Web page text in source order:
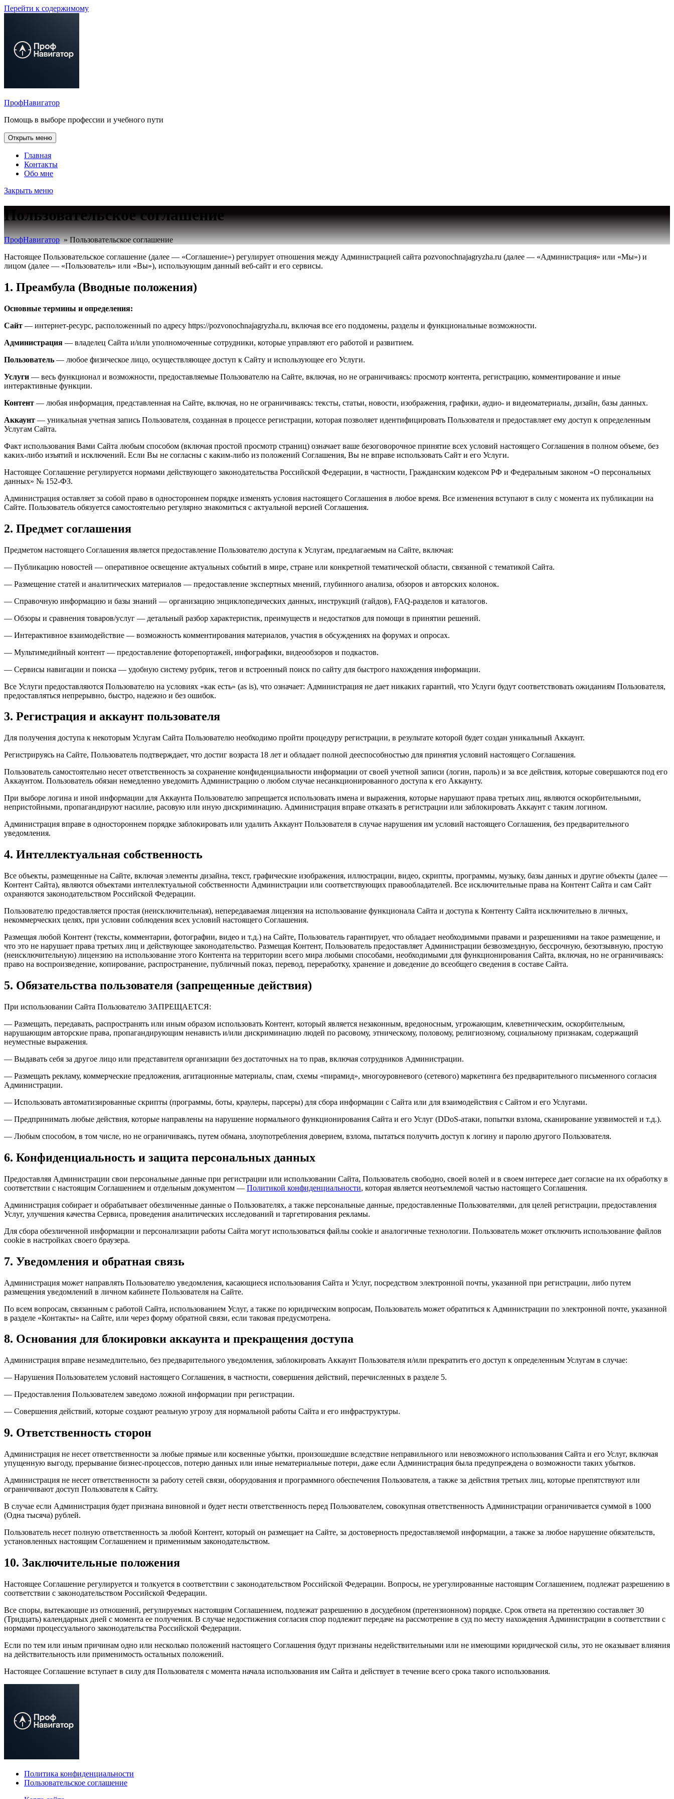
Перейти к содержимому
ПрофНавигатор
Помощь в выборе профессии и учебного пути
Открыть меню
Главная
Контакты
Обо мне
Закрыть меню
Пользовательское соглашение
ПрофНавигатор»Пользовательское соглашение
Настоящее Пользовательское соглашение (далее — «Соглашение») регулирует отношения между Администрацией сайта pozvonochnajagryzha.ru (далее — «Администрация» или «Мы») и
лицом (далее — «Пользователь» или «Вы»), использующим данный веб-сайт и его сервисы.
1. Преамбула (Вводные положения)
Основные термины и определения:
Сайт — интернет-ресурс, расположенный по адресу https://pozvonochnajagryzha.ru, включая все его поддомены, разделы и функциональные возможности.
Администрация — владелец Сайта и/или уполномоченные сотрудники, которые управляют его работой и развитием.
Пользователь — любое физическое лицо, осуществляющее доступ к Сайту и использующее его Услуги.
Услуги — весь функционал и возможности, предоставляемые Пользователю на Сайте, включая, но не ограничиваясь: просмотр контента, регистрацию, комментирование и иные
интерактивные функции.
Контент — любая информация, представленная на Сайте, включая, но не ограничиваясь: тексты, статьи, новости, изображения, графики, аудио- и видеоматериалы, дизайн, базы данных.
Аккаунт — уникальная учетная запись Пользователя, созданная в процессе регистрации, которая позволяет идентифицировать Пользователя и предоставляет ему доступ к определенным
Услугам Сайта.
Факт использования Вами Сайта любым способом (включая простой просмотр страниц) означает ваше безоговорочное принятие всех условий настоящего Соглашения в полном объеме, без
каких-либо изъятий и исключений. Если Вы не согласны с каким-либо из положений Соглашения, Вы не вправе использовать Сайт и его Услуги.
Настоящее Соглашение регулируется нормами действующего законодательства Российской Федерации, в частности, Гражданским кодексом РФ и Федеральным законом «О персональных
данных» № 152-ФЗ.
Администрация оставляет за собой право в одностороннем порядке изменять условия настоящего Соглашения в любое время. Все изменения вступают в силу с момента их публикации на
Сайте. Пользователь обязуется самостоятельно регулярно знакомиться с актуальной версией Соглашения.
2. Предмет соглашения
Предметом настоящего Соглашения является предоставление Пользователю доступа к Услугам, предлагаемым на Сайте, включая:
— Публикацию новостей — оперативное освещение актуальных событий в мире, стране или конкретной тематической области, связанной с тематикой Сайта.
— Размещение статей и аналитических материалов — предоставление экспертных мнений, глубинного анализа, обзоров и авторских колонок.
— Справочную информацию и базы знаний — организацию энциклопедических данных, инструкций (гайдов), FAQ-разделов и каталогов.
— Обзоры и сравнения товаров/услуг — детальный разбор характеристик, преимуществ и недостатков для помощи в принятии решений.
— Интерактивное взаимодействие — возможность комментирования материалов, участия в обсуждениях на форумах и опросах.
— Мультимедийный контент — предоставление фоторепортажей, инфографики, видеообзоров и подкастов.
— Сервисы навигации и поиска — удобную систему рубрик, тегов и встроенный поиск по сайту для быстрого нахождения информации.
Все Услуги предоставляются Пользователю на условиях «как есть» (as is), что означает: Администрация не дает никаких гарантий, что Услуги будут соответствовать ожиданиям Пользователя,
предоставляться непрерывно, быстро, надежно и без ошибок.
3. Регистрация и аккаунт пользователя
Для получения доступа к некоторым Услугам Сайта Пользователю необходимо пройти процедуру регистрации, в результате которой будет создан уникальный Аккаунт.
Регистрируясь на Сайте, Пользователь подтверждает, что достиг возраста 18 лет и обладает полной дееспособностью для принятия условий настоящего Соглашения.
Пользователь самостоятельно несет ответственность за сохранение конфиденциальности информации от своей учетной записи (логин, пароль) и за все действия, которые совершаются под его
Аккаунтом. Пользователь обязан немедленно уведомить Администрацию о любом случае несанкционированного доступа к его Аккаунту.
При выборе логина и иной информации для Аккаунта Пользователю запрещается использовать имена и выражения, которые нарушают права третьих лиц, являются оскорбительными,
непристойными, пропагандируют насилие, расовую или иную дискриминацию. Администрация вправе отказать в регистрации или заблокировать Аккаунт с таким логином.
Администрация вправе в одностороннем порядке заблокировать или удалить Аккаунт Пользователя в случае нарушения им условий настоящего Соглашения, без предварительного
уведомления.
4. Интеллектуальная собственность
Все объекты, размещенные на Сайте, включая элементы дизайна, текст, графические изображения, иллюстрации, видео, скрипты, программы, музыку, базы данных и другие объекты (далее —
Контент Сайта), являются объектами интеллектуальной собственности Администрации или соответствующих правообладателей. Все исключительные права на Контент Сайта и сам Сайт
охраняются законодательством Российской Федерации.
Пользователю предоставляется простая (неисключительная), непередаваемая лицензия на использование функционала Сайта и доступа к Контенту Сайта исключительно в личных,
некоммерческих целях, при условии соблюдения всех условий настоящего Соглашения.
Размещая любой Контент (тексты, комментарии, фотографии, видео и т.д.) на Сайте, Пользователь гарантирует, что обладает необходимыми правами и разрешениями на такое размещение, и
что это не нарушает права третьих лиц и действующее законодательство. Размещая Контент, Пользователь предоставляет Администрации безвозмездную, бессрочную, безотзывную, простую
(неисключительную) лицензию на использование этого Контента на территории всего мира любыми способами, необходимыми для функционирования Сайта, включая, но не ограничиваясь:
право на воспроизведение, копирование, распространение, публичный показ, перевод, переработку, хранение и доведение до всеобщего сведения в составе Сайта.
5. Обязательства пользователя (запрещенные действия)
При использовании Сайта Пользователю ЗАПРЕЩАЕТСЯ:
— Размещать, передавать, распространять или иным образом использовать Контент, который является незаконным, вредоносным, угрожающим, клеветническим, оскорбительным,
нарушающим авторские права, пропагандирующим ненависть и/или дискриминацию людей по расовому, этническому, половому, религиозному, социальному признакам, содержащий
неуместные выражения.
— Выдавать себя за другое лицо или представителя организации без достаточных на то прав, включая сотрудников Администрации.
— Размещать рекламу, коммерческие предложения, агитационные материалы, спам, схемы «пирамид», многоуровневого (сетевого) маркетинга без предварительного письменного согласия
Администрации.
— Использовать автоматизированные скрипты (программы, боты, краулеры, парсеры) для сбора информации с Сайта или для взаимодействия с Сайтом и его Услугами.
— Предпринимать любые действия, которые направлены на нарушение нормального функционирования Сайта и его Услуг (DDoS-атаки, попытки взлома, сканирование уязвимостей и т.д.).
— Любым способом, в том числе, но не ограничиваясь, путем обмана, злоупотребления доверием, взлома, пытаться получить доступ к логину и паролю другого Пользователя.
6. Конфиденциальность и защита персональных данных
Предоставляя Администрации свои персональные данные при регистрации или использовании Сайта, Пользователь свободно, своей волей и в своем интересе дает согласие на их обработку в
соответствии с настоящим Соглашением и отдельным документом — Политикой конфиденциальности, которая является неотъемлемой частью настоящего Соглашения.
Администрация собирает и обрабатывает обезличенные данные о Пользователях, а также персональные данные, предоставленные Пользователями, для целей регистрации, предоставления
Услуг, улучшения качества Сервиса, проведения аналитических исследований и таргетирования рекламы.
Для сбора обезличенной информации и персонализации работы Сайта могут использоваться файлы cookie и аналогичные технологии. Пользователь может отключить использование файлов
cookie в настройках своего браузера.
7. Уведомления и обратная связь
Администрация может направлять Пользователю уведомления, касающиеся использования Сайта и Услуг, посредством электронной почты, указанной при регистрации, либо путем
размещения уведомлений в личном кабинете Пользователя на Сайте.
По всем вопросам, связанным с работой Сайта, использованием Услуг, а также по юридическим вопросам, Пользователь может обратиться к Администрации по электронной почте, указанной
в разделе «Контакты» на Сайте, или через форму обратной связи, если таковая предусмотрена.
8. Основания для блокировки аккаунта и прекращения доступа
Администрация вправе незамедлительно, без предварительного уведомления, заблокировать Аккаунт Пользователя и/или прекратить его доступ к определенным Услугам в случае:
— Нарушения Пользователем условий настоящего Соглашения, в частности, совершения действий, перечисленных в разделе 5.
— Предоставления Пользователем заведомо ложной информации при регистрации.
— Совершения действий, которые создают реальную угрозу для нормальной работы Сайта и его инфраструктуры.
9. Ответственность сторон
Администрация не несет ответственности за любые прямые или косвенные убытки, произошедшие вследствие неправильного или невозможного использования Сайта и его Услуг, включая
упущенную выгоду, прерывание бизнес-процессов, потерю данных или иные нематериальные потери, даже если Администрация была предупреждена о возможности таких убытков.
Администрация не несет ответственности за работу сетей связи, оборудования и программного обеспечения Пользователя, а также за действия третьих лиц, которые препятствуют или
ограничивают доступ Пользователя к Сайту.
В случае если Администрация будет признана виновной и будет нести ответственность перед Пользователем, совокупная ответственность Администрации ограничивается суммой в 1000
(Одна тысяча) рублей.
Пользователь несет полную ответственность за любой Контент, который он размещает на Сайте, за достоверность предоставляемой информации, а также за любое нарушение обязательств,
установленных настоящим Соглашением и применимым законодательством.
10. Заключительные положения
Настоящее Соглашение регулируется и толкуется в соответствии с законодательством Российской Федерации. Вопросы, не урегулированные настоящим Соглашением, подлежат разрешению в
соответствии с законодательством Российской Федерации.
Все споры, вытекающие из отношений, регулируемых настоящим Соглашением, подлежат разрешению в досудебном (претензионном) порядке. Срок ответа на претензию составляет 30
(Тридцать) календарных дней с момента ее получения. В случае недостижения согласия спор подлежит передаче на рассмотрение в суд по месту нахождения Администрации в соответствии с
нормами процессуального законодательства Российской Федерации.
Если по тем или иным причинам одно или несколько положений настоящего Соглашения будут признаны недействительными или не имеющими юридической силы, это не оказывает влияния
на действительность или применимость остальных положений.
Настоящее Соглашение вступает в силу для Пользователя с момента начала использования им Сайта и действует в течение всего срока такого использования.
Политика конфиденциальности
Пользовательское соглашение